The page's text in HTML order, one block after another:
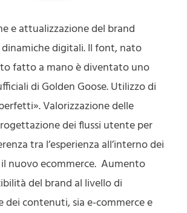
e attualizzazione del brand
digitali. Il font, nato
fatto a mano è diventato uno
di Golden Goose. Utilizzo di
Valorizzazione delle
dei flussi utente per
tra l’esperienza all’interno dei
nuovo ecommerce. Aumento
del brand al livello di
dei contenuti, sia e-commerce e